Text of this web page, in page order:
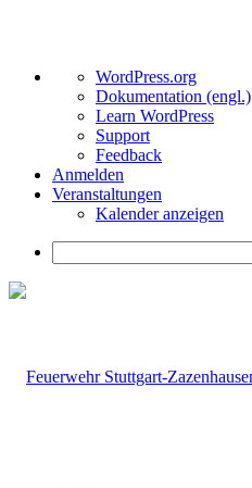
Über
WordPress
WordPress.org
Dokumentation (engl.)
Learn WordPress
Support
Feedback
Anmelden
Veranstaltungen
Kalender anzeigen